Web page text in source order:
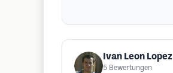
Ivan Leon Lopez
5 Bewertungen